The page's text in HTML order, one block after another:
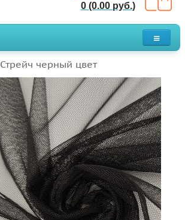
0 (0.00 руб.)
Стрейч черный цвет